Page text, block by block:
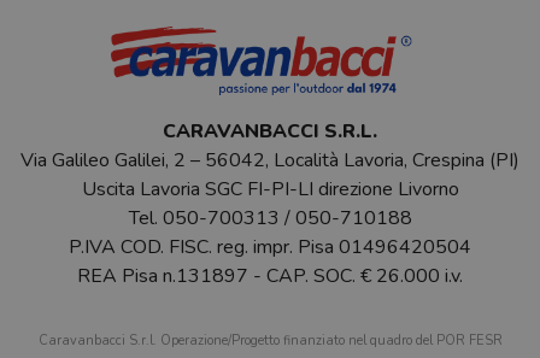
CARAVANBACCI S.R.L.
Via Galileo Galilei, 2 – 56042, Località Lavoria, Crespina (PI)
Uscita Lavoria SGC FI-PI-LI direzione Livorno
Tel. 050-700313 /050-710188
P.IVA COD. FISC. reg. impr. Pisa 01496420504
REA Pisa n.131897 - CAP. SOC. € 26.000 i.v.
Caravanbacci S.r.l. Operazione/Progetto finanziato nel quadro del POR FESR